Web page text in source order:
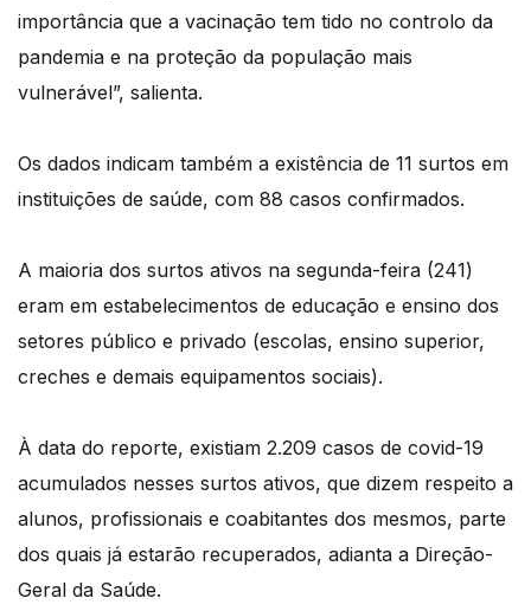
importância que a vacinação tem tido no controlo da
pandemia e na proteção da população mais
vulnerável”, salienta.
Os dados indicam também a existência de 11 surtos em
instituições de saúde, com 88 casos confirmados.
A maioria dos surtos ativos na segunda-feira (241)
eram em estabelecimentos de educação e ensino dos
setores público e privado (escolas, ensino superior,
creches e demais equipamentos sociais).
À data do reporte, existiam 2.209 casos de covid-19
acumulados nesses surtos ativos, que dizem respeito a
alunos, profissionais e coabitantes dos mesmos, parte
dos quais já estarão recuperados, adianta a Direção-
Geral da Saúde.